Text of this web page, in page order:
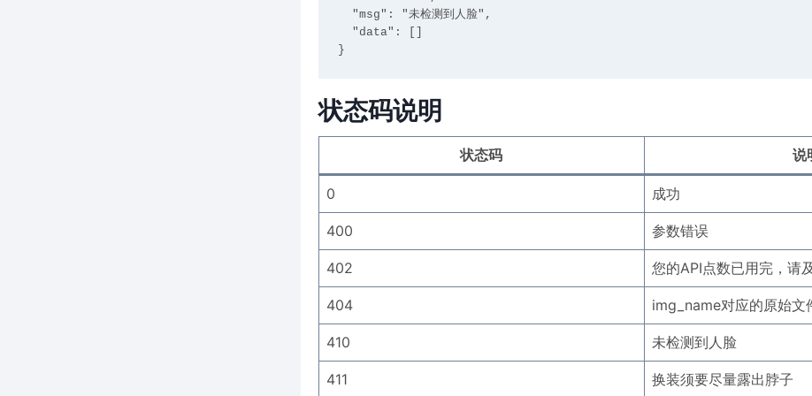
状态码说明
状态码 说
0 成功
400 参数错误
402 您的API点数已用完，请
404 img_name对应的原始文
410 未检测到人脸
411 换装须要尽量露出脖子